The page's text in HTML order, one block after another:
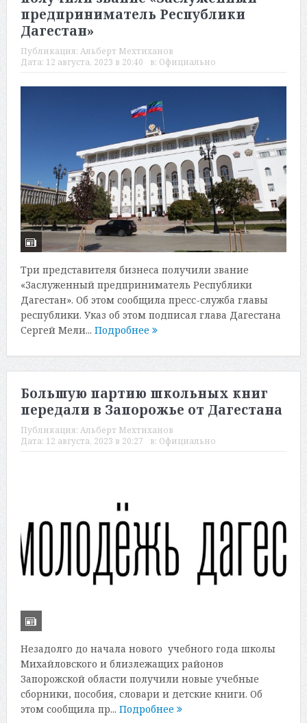
предприниматель Республики
Дагестан»
Публикация: Альберт Мехтиханов
Дата: 12 августа, 2023 в 20:40 в: Официально
Три представителя бизнеса получили звание
«Заслуженный предприниматель Республики
Дагестан». Об этом сообщила пресс-служба главы
республики. Указ об этом подписал глава Дагестана
Сергей Мели... Подробнее
Большую партию школьных книг
передали в Запорожье от Дагестана
Публикация: Альберт Мехтиханов
Дата: 12 августа, 2023 в 20:27 в: Официально
Незадолго до начала нового учебного года школы
Михайловского и близлежащих районов
Запорожской области получили новые учебные
сборники, пособия, словари и детские книги. Об
этом сообщила пр... Подробнее